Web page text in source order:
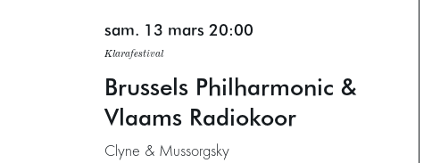
Brussels Philharmonic &
Vlaams Radiokoor
Clyne & Mussorgsky
Klarafestival
sam. 13 mars 20:00